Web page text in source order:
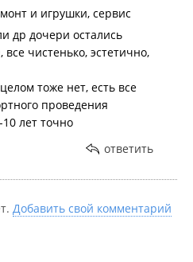
и игрушки, сервис
др дочери остались
чистенько, эстетично,
тоже нет, есть все
проведения
лет точно
ответить
Добавить свой комментарий